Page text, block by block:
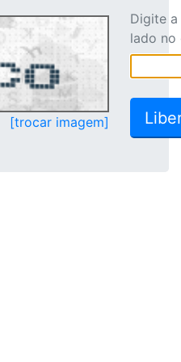
[trocar imagem]
Digite
lado no